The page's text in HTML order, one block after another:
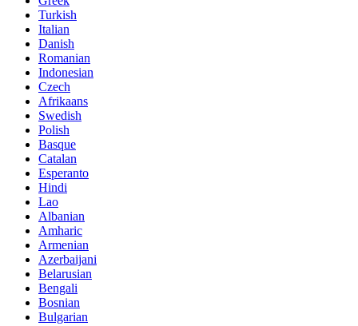
Turkish
Italian
Danish
Romanian
Indonesian
Czech
Afrikaans
Swedish
Polish
Basque
Catalan
Esperanto
Hindi
Lao
Albanian
Amharic
Armenian
Azerbaijani
Belarusian
Bengali
Bosnian
Bulgarian